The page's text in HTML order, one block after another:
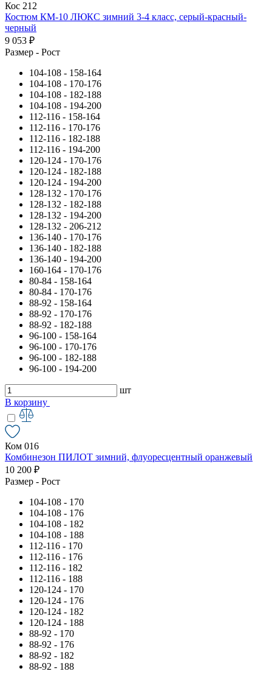
Кос 212
Костюм КМ-10 ЛЮКС зимний 3-4 класс, серый-красный-
черный
9 053 ₽
Размер - Рост
104-108 - 158-164
104-108 - 170-176
104-108 - 182-188
104-108 - 194-200
112-116 - 158-164
112-116 - 170-176
112-116 - 182-188
112-116 - 194-200
120-124 - 170-176
120-124 - 182-188
120-124 - 194-200
128-132 - 170-176
128-132 - 182-188
128-132 - 194-200
128-132 - 206-212
136-140 - 170-176
136-140 - 182-188
136-140 - 194-200
160-164 - 170-176
80-84 - 158-164
80-84 - 170-176
88-92 - 158-164
88-92 - 170-176
88-92 - 182-188
96-100 - 158-164
96-100 - 170-176
96-100 - 182-188
96-100 - 194-200
шт
В корзину
Ком 016
Комбинезон ПИЛОТ зимний, флуоресцентный оранжевый
10 200 ₽
Размер - Рост
104-108 - 170
104-108 - 176
104-108 - 182
104-108 - 188
112-116 - 170
112-116 - 176
112-116 - 182
112-116 - 188
120-124 - 170
120-124 - 176
120-124 - 182
120-124 - 188
88-92 - 170
88-92 - 176
88-92 - 182
88-92 - 188